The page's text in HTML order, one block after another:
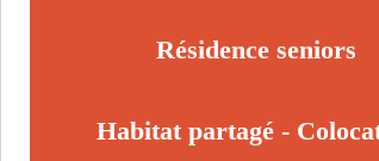
Résidence seniors
Habitat partagé -